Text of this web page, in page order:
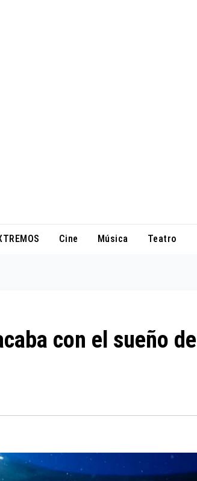
Cine Música Teatro
con el sueño